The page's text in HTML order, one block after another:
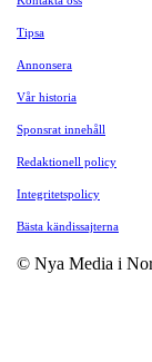
Tipsa
Annonsera
Vår historia
Sponsrat innehåll
Redaktionell policy
Integritetspolicy
Bästa kändissajterna
© Nya Media i